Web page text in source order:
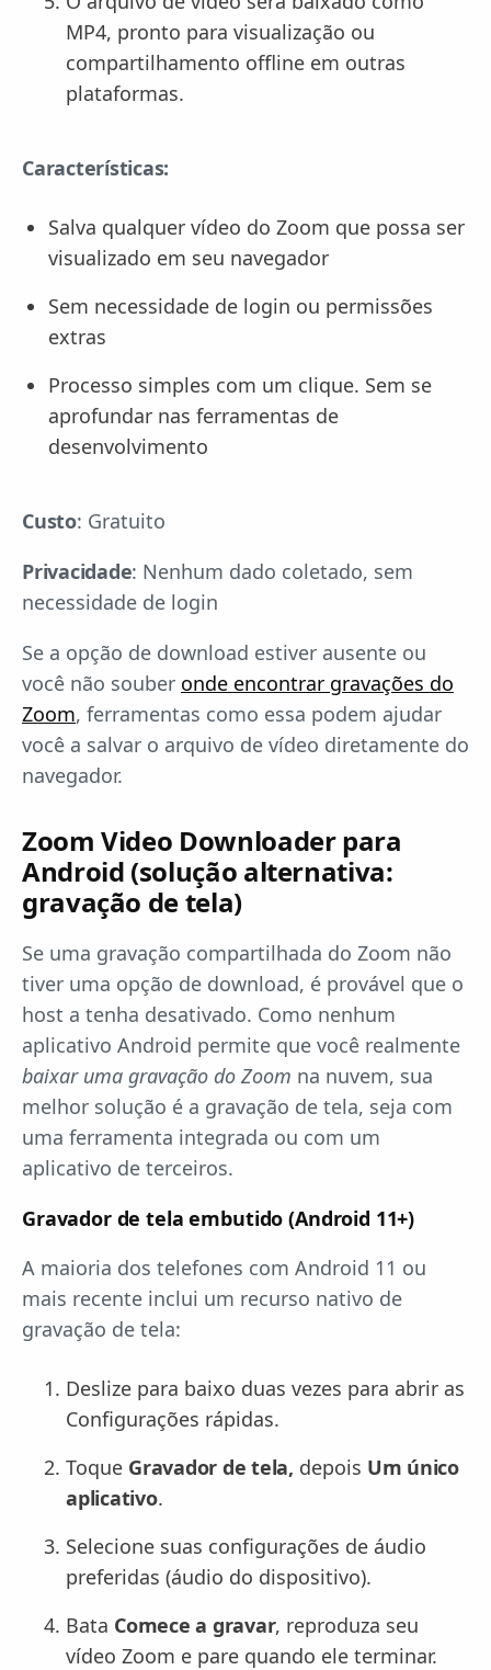
MP4, pronto para visualização ou
compartilhamento offline em outras
plataformas.
Características:
Salva qualquer vídeo do Zoom que possa ser
visualizado em seu navegador
Sem necessidade de login ou permissões
extras
Processo simples com um clique. Sem se
aprofundar nas ferramentas de
desenvolvimento
Custo: Gratuito
Privacidade: Nenhum dado coletado, sem
necessidade de login
Se a opção de download estiver ausente ou
você não souber onde encontrar gravações do
Zoom, ferramentas como essa podem ajudar
você a salvar o arquivo de vídeo diretamente do
navegador.
Zoom Video Downloader para
Android (solução alternativa:
gravação de tela)
Se uma gravação compartilhada do Zoom não
tiver uma opção de download, é provável que o
host a tenha desativado. Como nenhum
aplicativo Android permite que você realmente
baixar uma gravação do Zoom na nuvem, sua
melhor solução é a gravação de tela, seja com
uma ferramenta integrada ou com um
aplicativo de terceiros.
Gravador de tela embutido (Android 11+)
A maioria dos telefones com Android 11 ou
mais recente inclui um recurso nativo de
gravação de tela:
Deslize para baixo duas vezes para abrir as
Configurações rápidas.
Toque Gravador de tela, depois Um único
aplicativo.
Selecione suas configurações de áudio
preferidas (áudio do dispositivo).
Bata Comece a gravar, reproduza seu
vídeo Zoom e pare quando ele terminar.